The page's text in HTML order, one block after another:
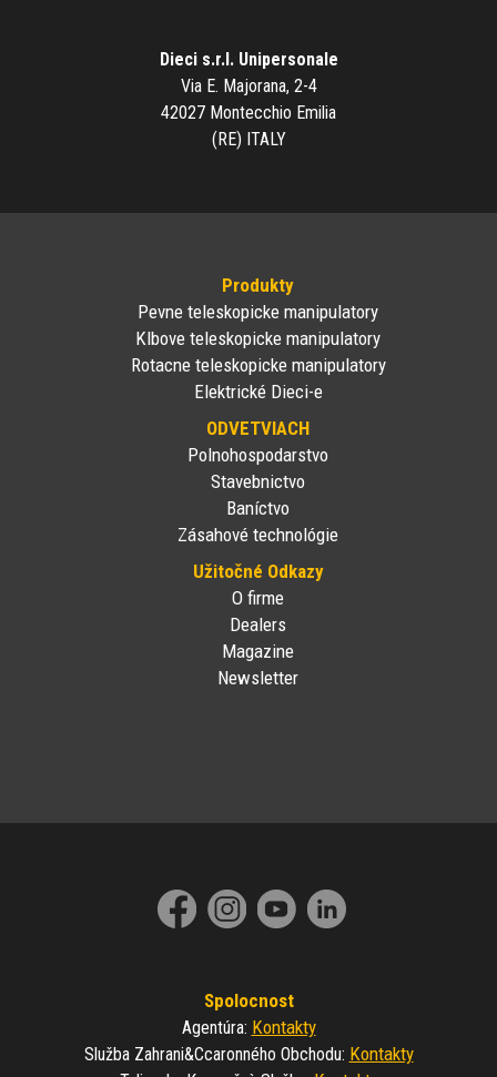
Dieci s.r.l. Unipersonale
Via E. Majorana, 2-4
42027 Montecchio Emilia
(RE) ITALY
Produkty
Pevne teleskopicke manipulatory
Klbove teleskopicke manipulatory
Rotacne teleskopicke manipulatory
Elektrické Dieci-e
ODVETVIACH
Polnohospodarstvo
Stavebnictvo
Baníctvo
Zásahové technológie
Užitočné Odkazy
O firme
Dealers
Magazine
Newsletter
Spolocnost
Agentúra: Kontakty
Služba Zahrani&ccaronného Obchodu: Kontakty